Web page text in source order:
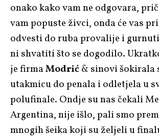
onako kako vam ne odgovara,
vam popuste živci, onda će vas
odvesti do ruba provalije i
ni shvatiti što se dogodilo.
je firmaModrić& sinovi šokirala
utakmicu do penala i odletjela u
polufinale. Ondje su nas čekali
Argentina, nije išlo, pali smo
mnogih šeika koji su željeli u